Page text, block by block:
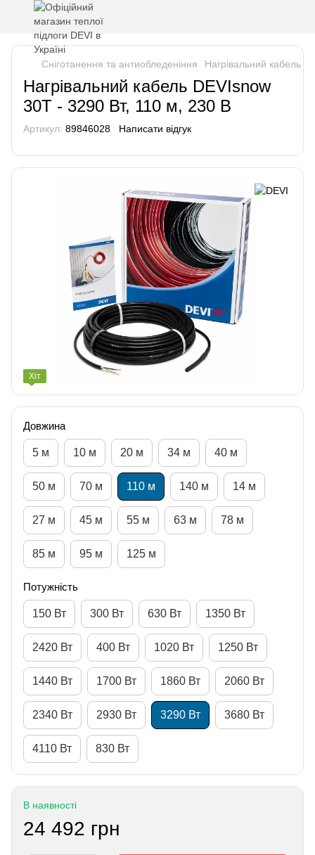
Сніготанення та антиобледеніння Нагрівальний кабель
Нагрівальний кабель DEVIsnow
30T - 3290 Вт, 110 м, 230 В
Артикул: 89846028 Написати відгук
Хіт
Довжина
5 м 10 м 20 м 34 м 40 м
50 м 70 м 110 м 140 м 14 м
27 м 45 м 55 м 63 м 78 м
85 м 95 м 125 м
Потужність
150 Вт 300 Вт 630 Вт 1350 Вт
2420 Вт 400 Вт 1020 Вт 1250 Вт
1440 Вт 1700 Вт 1860 Вт 2060 Вт
2340 Вт 2930 Вт 3290 Вт 3680 Вт
4110 Вт 830 Вт
В наявності
24 492 грн